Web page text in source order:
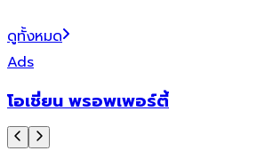
ดูทั้งหมด
Ads
โอเชี่ยน พรอพเพอร์ตี้